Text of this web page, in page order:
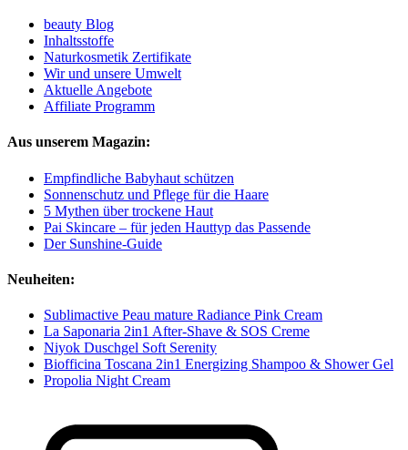
beauty Blog
Inhaltsstoffe
Naturkosmetik Zertifikate
Wir und unsere Umwelt
Aktuelle Angebote
Affiliate Programm
Aus unserem Magazin:
Empfindliche Babyhaut schützen
Sonnenschutz und Pflege für die Haare
5 Mythen über trockene Haut
Pai Skincare – für jeden Hauttyp das Passende
Der Sunshine-Guide
Neuheiten:
Sublimactive Peau mature Radiance Pink Cream
La Saponaria 2in1 After-Shave & SOS Creme
Niyok Duschgel Soft Serenity
Biofficina Toscana 2in1 Energizing Shampoo & Shower Gel
Propolia Night Cream